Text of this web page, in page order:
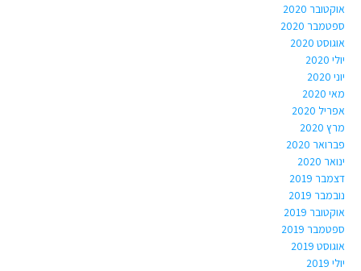
אוקטובר 2020
ספטמבר 2020
אוגוסט 2020
יולי 2020
יוני 2020
מאי 2020
אפריל 2020
מרץ 2020
פברואר 2020
ינואר 2020
דצמבר 2019
נובמבר 2019
אוקטובר 2019
ספטמבר 2019
אוגוסט 2019
יולי 2019